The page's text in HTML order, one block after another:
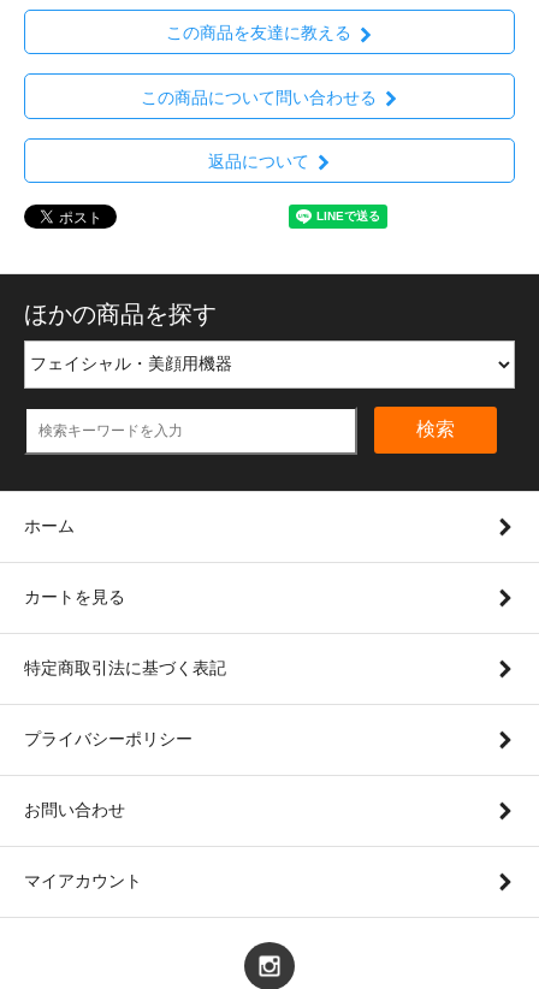
この商品を友達に教える
この商品について問い合わせる
返品について
ほかの商品を探す
検索
ホーム
カートを見る
特定商取引法に基づく表記
プライバシーポリシー
お問い合わせ
マイアカウント